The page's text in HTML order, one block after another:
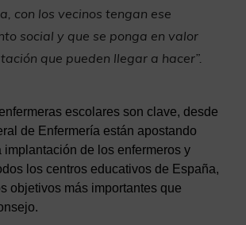
con los vecinos tengan ese
social y que se ponga en valor
que pueden llegar a hacer”.
escolares son clave, desde
de Enfermería están apostando
implantación de los enfermeros y
los centros educativos de España,
objetivos más importantes que